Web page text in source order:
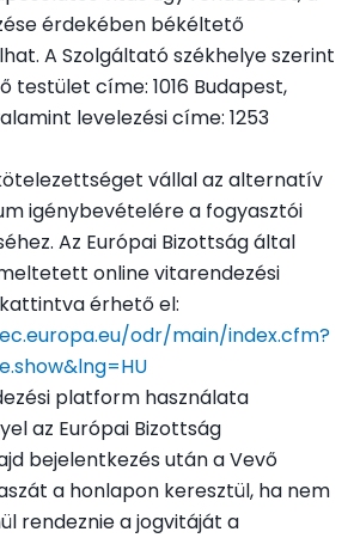
érdekében békéltető
A Szolgáltató székhelye szerint
testület címe: 1016 Budapest,
levelezési címe: 1253
vállal az alternatív
igénybevételére a fogyasztói
Az Európai Bizottság által
online vitarendezési
érhető el:
odr/main/index.cfm?
platform használata
az Európai Bizottság
bejelentkezés után a Vevő
a honlapon keresztül, ha nem
rendeznie a jogvitáját a